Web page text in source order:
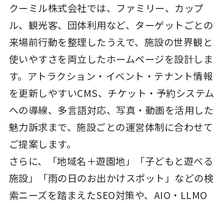
クーミル株式会社では、ファミリー、カップ
ル、観光客、団体利用など、ターゲットごとの
来場前行動を整理したうえで、施設の世界観と
使いやすさを両立したホームページを設計しま
す。アトラクション・イベント・テナント情報
を更新しやすいCMS、チケット・予約システム
への導線、多言語対応、写真・動画を活用した
魅力訴求まで、施設ごとの運営体制に合わせて
ご提案します。
さらに、「地域名＋遊園地」「子どもと遊べる
施設」「雨の日のお出かけスポット」などの検
索ニーズを踏まえたSEO対策や、AIO・LLMO